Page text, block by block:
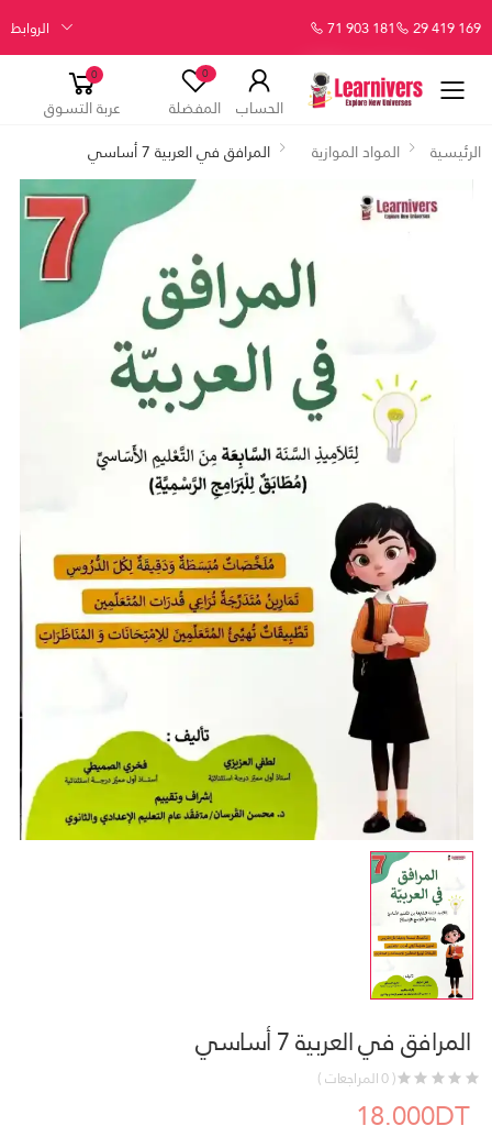
29 419 169
71 903 181 الروابط
الحساب
0
المفضلة
0
عربة التسوق
الرئيسية
المواد الموازية المرافق في العربية 7 أساسي
المرافق في العربية 7 أساسي
( 0 المراجعات )
18.000DT